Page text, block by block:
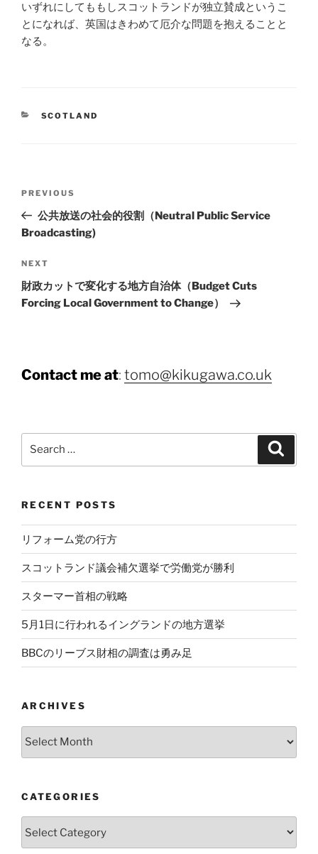
いずれにしてももしスコットランドが独立賛成というこ
とになれば、英国はきわめて厄介な問題を抱えることと
なる。
CATEGORIES
SCOTLAND
Previous
Post
PREVIOUS
公共放送の社会的役割（Neutral Public Service
Broadcasting)
Next
Post
NEXT
財政カットで変化する地方自治体（Budget Cuts
Forcing Local Government to Change）
Contact me at: tomo@kikugawa.co.uk
RECENT POSTS
リフォーム党の行方
スコットランド議会補欠選挙で労働党が勝利
スターマー首相の戦略
5月1日に行われるイングランドの地方選挙
BBCのリーブス財相の調査は勇み足
ARCHIVES
Archives
CATEGORIES